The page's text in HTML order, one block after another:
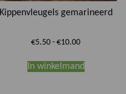
Kippenvleugels gemarineerd
€5.50 - €10.00Prijsklasse:
tot
€10.00
In winkelmandproduct